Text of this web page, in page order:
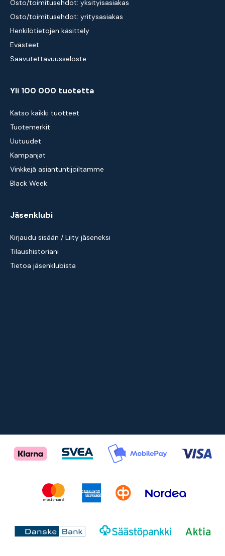
Osto/toimitusehdot: yksityisasiakas
Osto/toimitusehdot: yritysasiakas
Henkilötietojen käsittely
Evästeet
Saavutettavuusseloste
Yli 100 000 tuotetta
Katso kaikki tuotteet
Tuotemerkit
Uutuudet
Kampanjat
Vinkkejä asiantuntijoiltamme
Black Week
Jäsenklubi
Kirjaudu sisään / Liity jäseneksi
Tilaushistoriani
Tietoa jäsenklubista